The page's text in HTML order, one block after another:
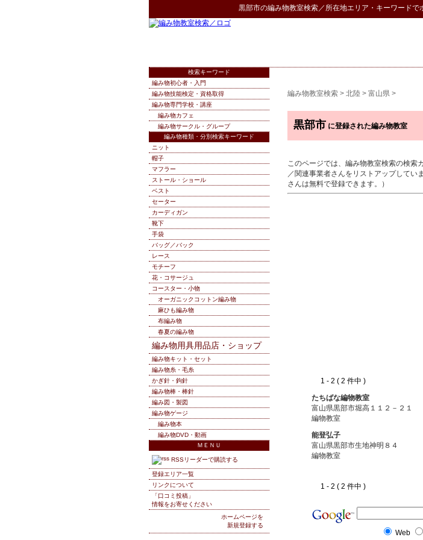
黒部市の編み物教室検索／所在地エリア・キーワードで
編み物教室検索 > 北陸 > 富山県 >
黒部市 に登録された編み物教室
このページでは、編み物教室検索の検索
／関連事業者さんをリストアップして
さんは無料で登録できます。）
1 - 2 ( 2 件中 )
たちばな編物教室
富山県黒部市堀高１１２－２１
編物教室
能登弘子
富山県黒部市生地神明８４
編物教室
1 - 2 ( 2 件中 )
Web
検索キーワード
編み物初心者・入門
編み物技能検定・資格取得
編み物専門学校・講座
編み物カフェ
編み物サークル・グループ
編み物種類・分別検索キーワード
ニット
帽子
マフラー
ストール・ショール
ベスト
セーター
カーディガン
靴下
手袋
バッグ／バック
レース
モチーフ
花・コサージュ
コースター・小物
オーガニックコットン編み物
麻ひも編み物
布編み物
春夏の編み物
編み物用具用品店・ショップ
編み物キット・セット
編み物糸・毛糸
かぎ針・鉤針
編み物棒・棒針
編み図・製図
編み物ゲージ
編み物本
編み物DVD・動画
ＭＥＮＵ
RSSリーダーで購読する
登録エリア一覧
リンクについて
「口コミ投稿」
情報をお寄せください
ホームページを
新規登録する